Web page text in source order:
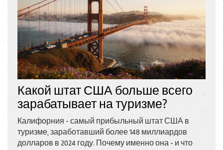
Какой штат США больше всего
зарабатывает на туризме?
Калифорния - самый прибыльный штат США в
туризме, заработавший более 148 миллиардов
долларов в 2024 году. Почему именно она - и что